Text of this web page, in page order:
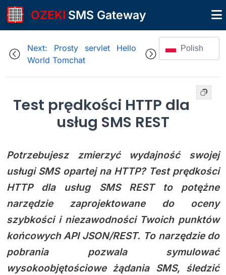
OZEKI SMS Gateway
Next: Prosty servlet Hello
World Tomchat
Polish
Test prędkości HTTP dla
usług SMS REST
Potrzebujesz zmierzyć wydajność swojej
usługi SMS opartej na HTTP? Test prędkości
HTTP dla usług SMS REST to potężne
narzędzie zaprojektowane do oceny
szybkości i niezawodności Twoich punktów
końcowych API JSON/REST. To narzędzie do
pobrania pozwala symulować
wysokoobjętościowe żądania SMS, śledzić